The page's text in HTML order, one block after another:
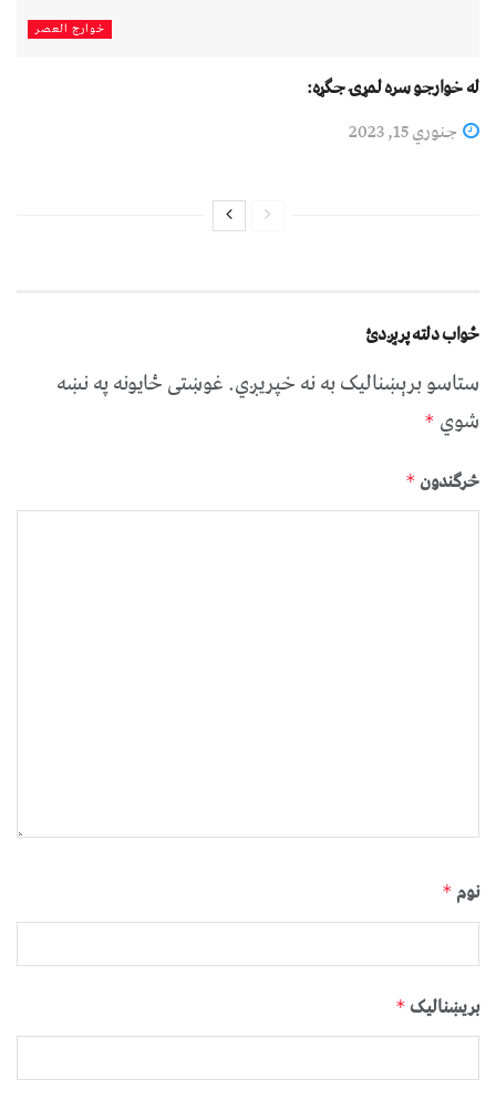
خوارج العصر
له خوارجو سره لمړۍ جګړه:
جنوري 15, 2023
ځواب دلته پرېږدئ
ستاسو برېښناليک به نه خپريږي.غوښتى ځایونه په نښه
شوي *
څرگندون *
نوم *
بریښنالیک *